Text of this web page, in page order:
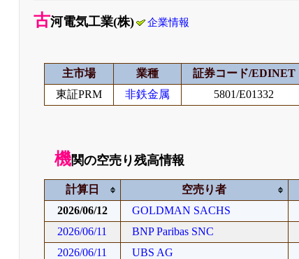
古河電気工業(株) 企業情報
主市場 業種 証券コード/EDINET
東証PRM
非鉄金属 5801/E01332
機関の空売り残高情報
計算日 空売り者
2026/06/12
GOLDMAN SACHS
2026/06/11
BNP Paribas SNC
2026/06/11
UBS AG